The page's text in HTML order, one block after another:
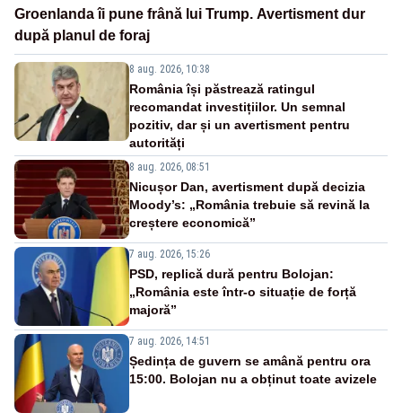
Groenlanda îi pune frână lui Trump. Avertisment dur
după planul de foraj
8 aug. 2026, 10:38
România își păstrează ratingul
recomandat investițiilor. Un semnal
pozitiv, dar și un avertisment pentru
autorități
8 aug. 2026, 08:51
Nicușor Dan, avertisment după decizia
Moody’s: „România trebuie să revină la
creștere economică”
7 aug. 2026, 15:26
PSD, replică dură pentru Bolojan:
„România este într-o situație de forță
majoră”
7 aug. 2026, 14:51
Ședința de guvern se amână pentru ora
15:00. Bolojan nu a obținut toate avizele